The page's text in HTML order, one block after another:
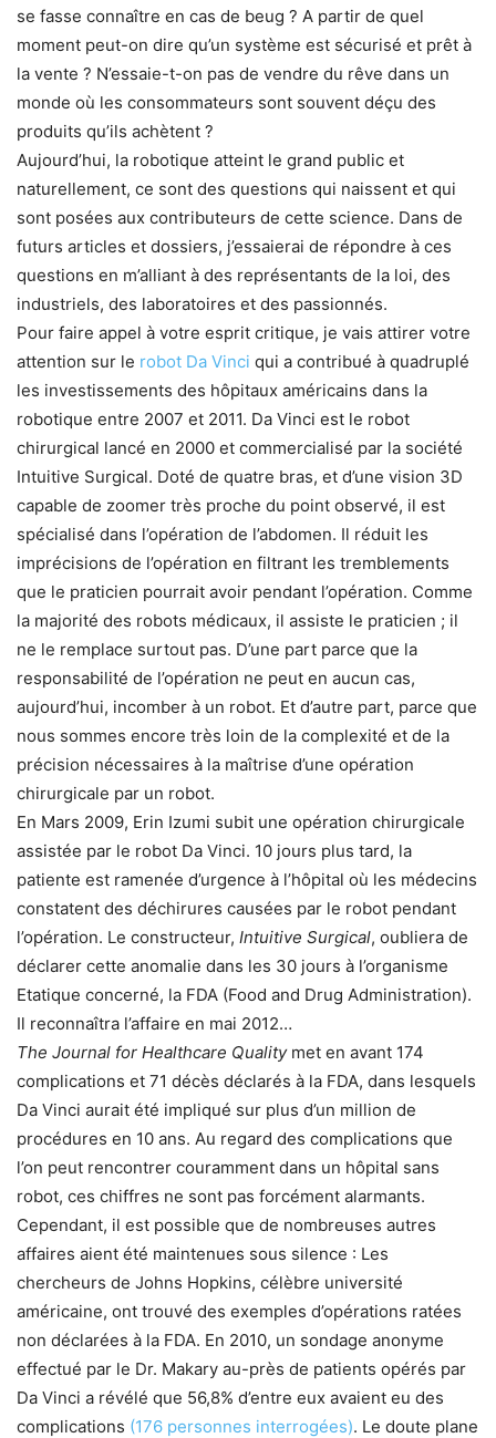
se fasse connaître en cas de beug ? A partir de quel
moment peut-on dire qu’un système est sécurisé et prêt à
la vente ? N’essaie-t-on pas de vendre du rêve dans un
monde où les consommateurs sont souvent déçu des
produits qu’ils achètent ?
Aujourd’hui, la robotique atteint le grand public et
naturellement, ce sont des questions qui naissent et qui
sont posées aux contributeurs de cette science. Dans de
futurs articles et dossiers, j’essaierai de répondre à ces
questions en m’alliant à des représentants de la loi, des
industriels, des laboratoires et des passionnés.
Pour faire appel à votre esprit critique, je vais attirer votre
attention sur le robot Da Vinci qui a contribué à quadruplé
les investissements des hôpitaux américains dans la
robotique entre 2007 et 2011. Da Vinci est le robot
chirurgical lancé en 2000 et commercialisé par la société
Intuitive Surgical. Doté de quatre bras, et d’une vision 3D
capable de zoomer très proche du point observé, il est
spécialisé dans l’opération de l’abdomen. Il réduit les
imprécisions de l’opération en filtrant les tremblements
que le praticien pourrait avoir pendant l’opération. Comme
la majorité des robots médicaux, il assiste le praticien ; il
ne le remplace surtout pas. D’une part parce que la
responsabilité de l’opération ne peut en aucun cas,
aujourd’hui, incomber à un robot. Et d’autre part, parce que
nous sommes encore très loin de la complexité et de la
précision nécessaires à la maîtrise d’une opération
chirurgicale par un robot.
En Mars 2009, Erin Izumi subit une opération chirurgicale
assistée par le robot Da Vinci. 10 jours plus tard, la
patiente est ramenée d’urgence à l’hôpital où les médecins
constatent des déchirures causées par le robot pendant
l’opération. Le constructeur, Intuitive Surgical, oubliera de
déclarer cette anomalie dans les 30 jours à l’organisme
Etatique concerné, la FDA (Food and Drug Administration).
Il reconnaîtra l’affaire en mai 2012…
The Journal for Healthcare Qualitymet en avant 174
complications et 71 décès déclarés à la FDA, dans lesquels
Da Vinci aurait été impliqué sur plus d’un million de
procédures en 10 ans. Au regard des complications que
l’on peut rencontrer couramment dans un hôpital sans
robot, ces chiffres ne sont pas forcément alarmants.
Cependant, il est possible que de nombreuses autres
affaires aient été maintenues sous silence : Les
chercheurs de Johns Hopkins, célèbre université
américaine, ont trouvé des exemples d’opérations ratées
non déclarées à la FDA. En 2010, un sondage anonyme
effectué par le Dr. Makary au-près de patients opérés par
Da Vinci a révélé que 56,8% d’entre eux avaient eu des
complications (176 personnes interrogées). Le doute plane